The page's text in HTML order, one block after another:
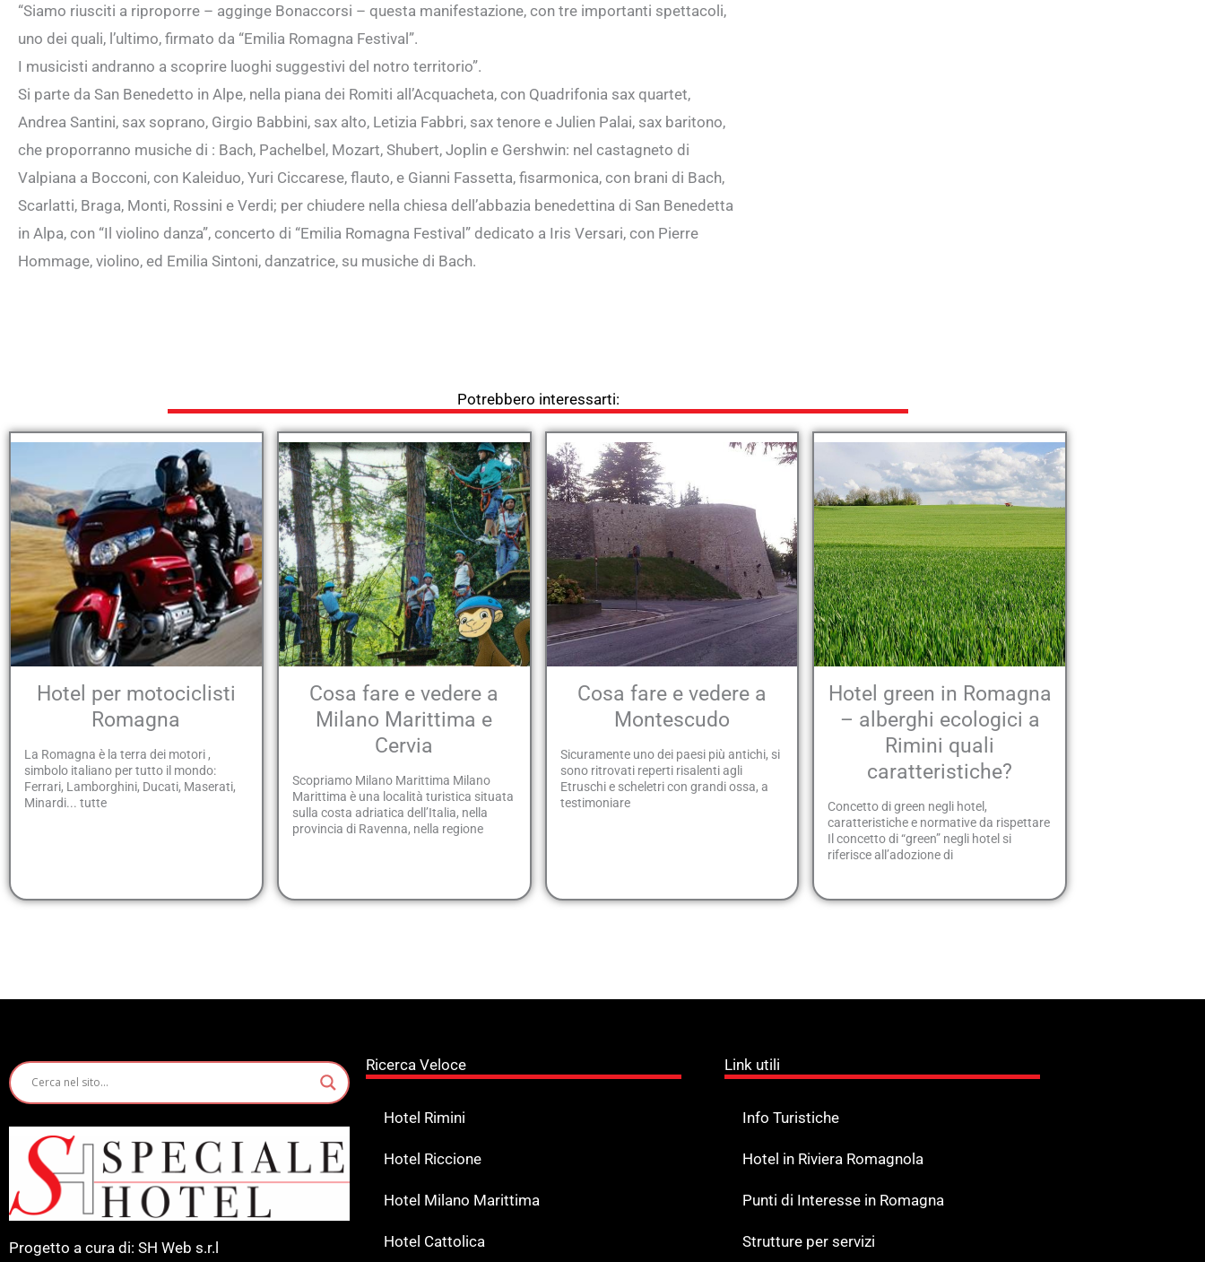
“Siamo riusciti a riproporre – agginge Bonaccorsi – questa manifestazione, con tre importanti spettacoli,
uno dei quali, l’ultimo, firmato da “Emilia Romagna Festival”.
I musicisti andranno a scoprire luoghi suggestivi del notro territorio”.
Si parte da San Benedetto in Alpe, nella piana dei Romiti all’Acquacheta, con Quadrifonia sax quartet,
Andrea Santini, sax soprano, Girgio Babbini, sax alto, Letizia Fabbri, sax tenore e Julien Palai, sax baritono,
che proporranno musiche di : Bach, Pachelbel, Mozart, Shubert, Joplin e Gershwin: nel castagneto di
Valpiana a Bocconi, con Kaleiduo, Yuri Ciccarese, flauto, e Gianni Fassetta, fisarmonica, con brani di Bach,
Scarlatti, Braga, Monti, Rossini e Verdi; per chiudere nella chiesa dell’abbazia benedettina di San Benedetta
in Alpa, con “Il violino danza”, concerto di “Emilia Romagna Festival” dedicato a Iris Versari, con Pierre
Hommage, violino, ed Emilia Sintoni, danzatrice, su musiche di Bach.
Potrebbero interessarti:
Hotel per motociclisti
Romagna
La Romagna è la terra dei motori ,
simbolo italiano per tutto il mondo:
Ferrari, Lamborghini, Ducati, Maserati,
Minardi... tutte
Cosa fare e vedere a
Milano Marittima e
Cervia
Scopriamo Milano Marittima Milano
Marittima è una località turistica situata
sulla costa adriatica dell’Italia, nella
provincia di Ravenna, nella regione
Cosa fare e vedere a
Montescudo
Sicuramente uno dei paesi più antichi, si
sono ritrovati reperti risalenti agli
Etruschi e scheletri con grandi ossa, a
testimoniare
Hotel green in Romagna
– alberghi ecologici a
Rimini quali
caratteristiche?
Concetto di green negli hotel,
caratteristiche e normative da rispettare
Il concetto di “green” negli hotel si
riferisce all’adozione di
Progetto a cura di: SH Web s.r.l
Ricerca Veloce
Hotel Rimini
Hotel Riccione
Hotel Milano Marittima
Hotel Cattolica
Link utili
Info Turistiche
Hotel in Riviera Romagnola
Punti di Interesse in Romagna
Strutture per servizi